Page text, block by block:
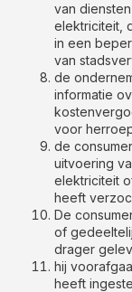
van
elektriciteit,
in een
van
de
informatie
voor
de
uitvoering
elektriciteit
heeft
De
of
drager
hij
heeft